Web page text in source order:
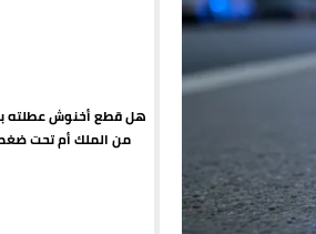
هل قطع أخنوش عطلته
من الملك أم تحت